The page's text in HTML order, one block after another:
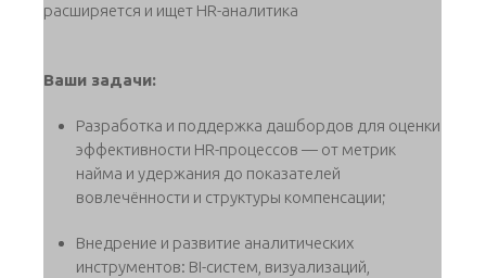
расширяется и ищет HR-аналитика
Ваши задачи:
Разработка и поддержка дашбордов для оценки
эффективности HR-процессов — от метрик
найма и удержания до показателей
вовлечённости и структуры компенсации;
Внедрение и развитие аналитических
инструментов: BI-систем, визуализаций,